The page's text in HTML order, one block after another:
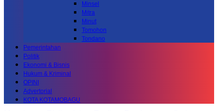
Minsel
Mitra
Minut
Tomohon
Tondano
Pemerintahan
Politik
Ekonomi & Bisnis
Hukum & Kriminal
OPINI
Advertorial
KOTA KOTAMOBAGU